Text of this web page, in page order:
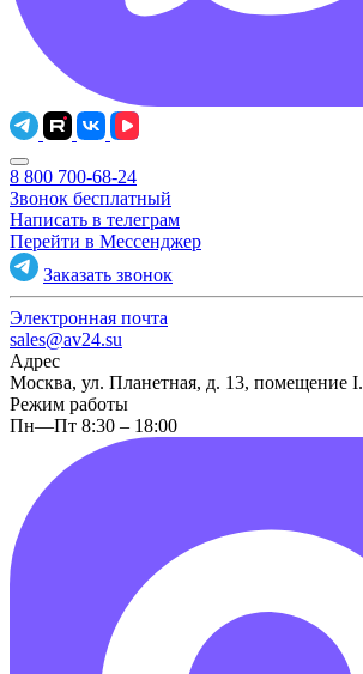
8 800 700-68-24
Звонок бесплатный
Написать в телеграм
Перейти в Мессенджер
Заказать звонок
Электронная почта
sales@av24.su
Адрес
Москва, ул. Планетная, д. 13, помещение I.
Режим работы
Пн—Пт 8:30 – 18:00